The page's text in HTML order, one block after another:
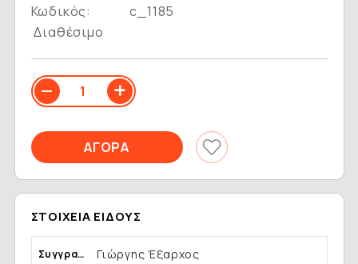
Κωδικός:
c_1185
Διαθέσιμο
ΣΤΟΙΧΕΊΑ ΕΊΔΟΥΣ
Συγγραφέας Γιώργης Έξαρχος